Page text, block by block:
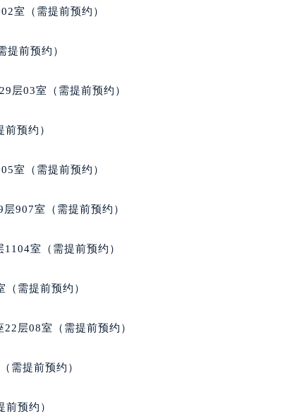
后服务中心（需提前预约）
售后服务中心（需提前预约）
交叉口宝格丽售后服务中心（需提前预约）
名表维修授权店1楼宝格丽售后服务中心（需提前预约）
场W3座6层602室宝格丽售后服务中心（需提前预约）
大街宝格丽售后服务中心（需提前预约）
王府井百货名表维修宝格丽售后服务中心（需提前预约）
洛街宝格丽售后服务中心（需提前预约）
宝格丽售后服务中心（需提前预约）
街宝格丽售后服务中心（需提前预约）
大街宝格丽售后服务中心（需提前预约）
室（需提前预约）
提前预约）
层03室（需提前预约）
预约）
室（需提前预约）
907室（需提前预约）
室（需提前预约）
需提前预约）
层08室（需提前预约）
需提前预约）
预约）